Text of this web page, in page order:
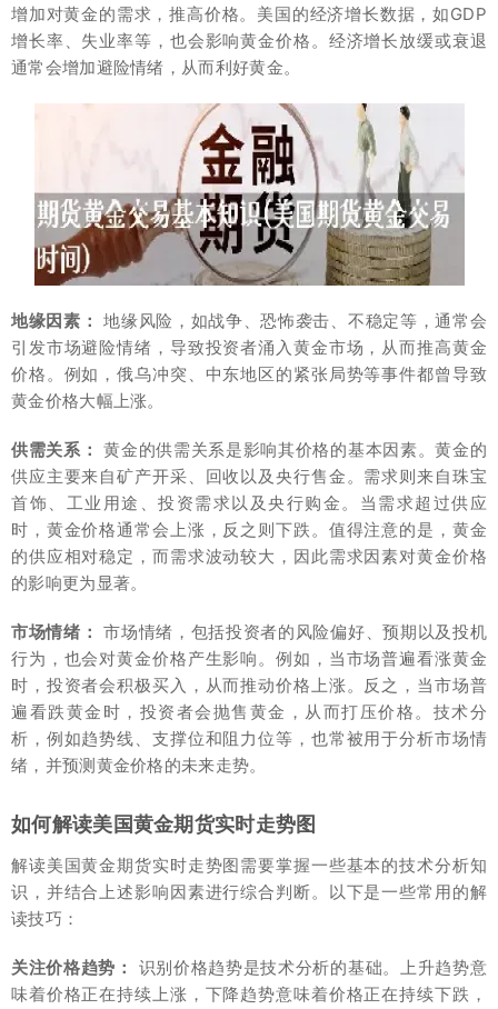
增加对黄金的需求，推高价格。美国的经济增长数据，如GDP
增长率、失业率等，也会影响黄金价格。经济增长放缓或衰退
通常会增加避险情绪，从而利好黄金。
地缘因素： 地缘风险，如战争、恐怖袭击、不稳定等，通常会
引发市场避险情绪，导致投资者涌入黄金市场，从而推高黄金
价格。例如，俄乌冲突、中东地区的紧张局势等事件都曾导致
黄金价格大幅上涨。
供需关系： 黄金的供需关系是影响其价格的基本因素。黄金的
供应主要来自矿产开采、回收以及央行售金。需求则来自珠宝
首饰、工业用途、投资需求以及央行购金。当需求超过供应
时，黄金价格通常会上涨，反之则下跌。值得注意的是，黄金
的供应相对稳定，而需求波动较大，因此需求因素对黄金价格
的影响更为显著。
市场情绪： 市场情绪，包括投资者的风险偏好、预期以及投机
行为，也会对黄金价格产生影响。例如，当市场普遍看涨黄金
时，投资者会积极买入，从而推动价格上涨。反之，当市场普
遍看跌黄金时，投资者会抛售黄金，从而打压价格。技术分
析，例如趋势线、支撑位和阻力位等，也常被用于分析市场情
绪，并预测黄金价格的未来走势。
如何解读美国黄金期货实时走势图
解读美国黄金期货实时走势图需要掌握一些基本的技术分析知
识，并结合上述影响因素进行综合判断。以下是一些常用的解
读技巧：
关注价格趋势：
识别价格趋势是技术分析的基础。上升趋势意
味着价格正在持续上涨，下降趋势意味着价格正在持续下跌，